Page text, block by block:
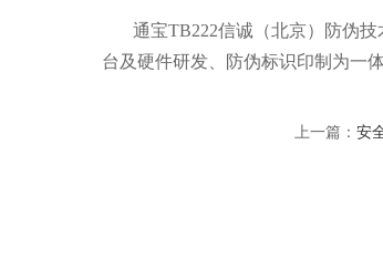
通宝TB222信诚（北京）防伪
台及硬件研发、防伪标识印制为一
上一篇： 安